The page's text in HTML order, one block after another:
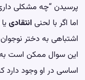
پرسیدن “چه مشکلی
اما اگر با لحنیانتقادییا
اشتباهی به دختر
این سوال ممکن است به
اساسی در او وجود دارد